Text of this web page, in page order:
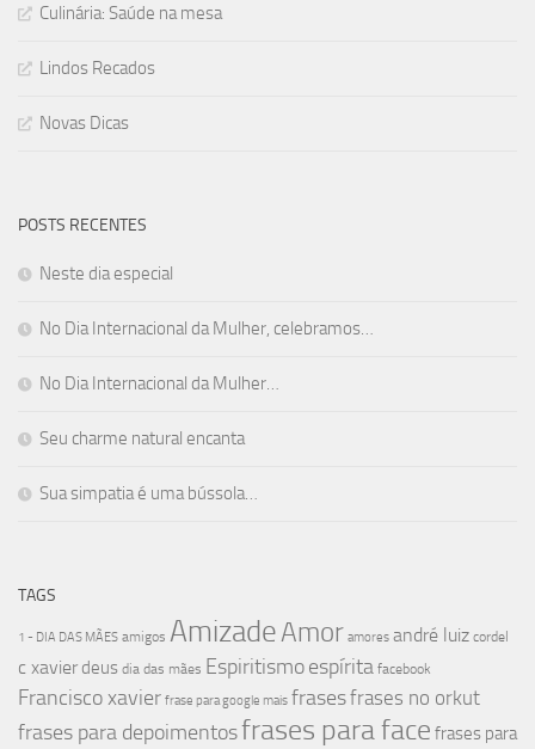
Culinária: Saúde na mesa
Lindos Recados
Novas Dicas
POSTS RECENTES
Neste dia especial
No Dia Internacional da Mulher, celebramos…
No Dia Internacional da Mulher…
Seu charme natural encanta
Sua simpatia é uma bússola…
TAGS
1 - DIA DAS MÃES amigos AmizadeAmor amores andré luiz cordel
c xavier deus dia das mães Espiritismoespírita facebook
Francisco xavier frase para google mais frasesfrases no orkut
frases para depoimentosfrases para face frases para